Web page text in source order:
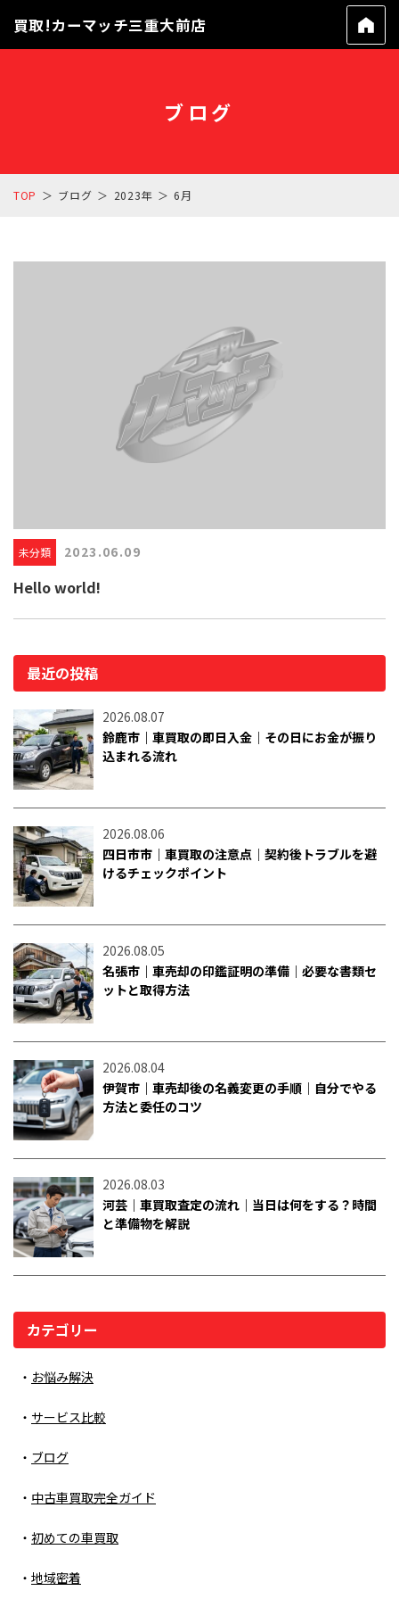
買取!カーマッチ三重大前店
ブログ
TOP ブログ 2023年 6月
未分類 2023.06.09
Hello world!
最近の投稿
2026.08.07
鈴鹿市｜車買取の即日入金｜その日にお金が振り
込まれる流れ
2026.08.06
四日市市｜車買取の注意点｜契約後トラブルを避
けるチェックポイント
2026.08.05
名張市｜車売却の印鑑証明の準備｜必要な書類セ
ットと取得方法
2026.08.04
伊賀市｜車売却後の名義変更の手順｜自分でやる
方法と委任のコツ
2026.08.03
河芸｜車買取査定の流れ｜当日は何をする？時間
と準備物を解説
カテゴリー
お悩み解決
サービス比較
ブログ
中古車買取完全ガイド
初めての車買取
地域密着